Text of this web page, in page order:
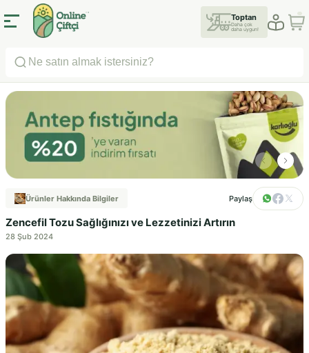
Toptan
Daha çok
daha uygun!
Ürünler Hakkında Bilgiler Paylaş
Zencefil Tozu Sağlığınızı ve Lezzetinizi Artırın
28 Şub 2024